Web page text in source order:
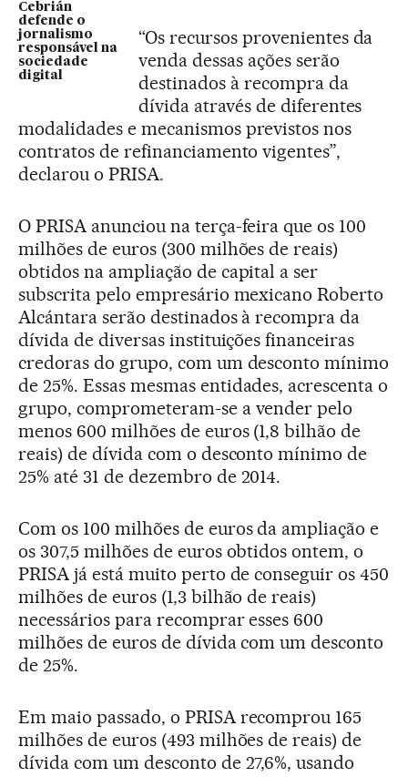
Cebrián
defende o
jornalismo
responsável na
sociedade
digital
“Os recursos provenientes da
venda dessas ações serão
destinados à recompra da
dívida através de diferentes
modalidades e mecanismos previstos nos
contratos de refinanciamento vigentes”,
declarou o PRISA.
O PRISA anunciou na terça-feira que os 100
milhões de euros (300 milhões de reais)
obtidos na ampliação de capital a ser
subscrita pelo empresário mexicano Roberto
Alcántara serão destinados à recompra da
dívida de diversas instituições financeiras
credoras do grupo, com um desconto mínimo
de 25%. Essas mesmas entidades, acrescenta o
grupo, comprometeram-se a vender pelo
menos 600 milhões de euros (1,8 bilhão de
reais) de dívida com o desconto mínimo de
25% até 31 de dezembro de 2014.
Com os 100 milhões de euros da ampliação e
os 307,5 milhões de euros obtidos ontem, o
PRISA já está muito perto de conseguir os 450
milhões de euros (1,3 bilhão de reais)
necessários para recomprar esses 600
milhões de euros de dívida com um desconto
de 25%.
Em maio passado, o PRISA recomprou 165
milhões de euros (493 milhões de reais) de
dívida com um desconto de 27,6%, usando